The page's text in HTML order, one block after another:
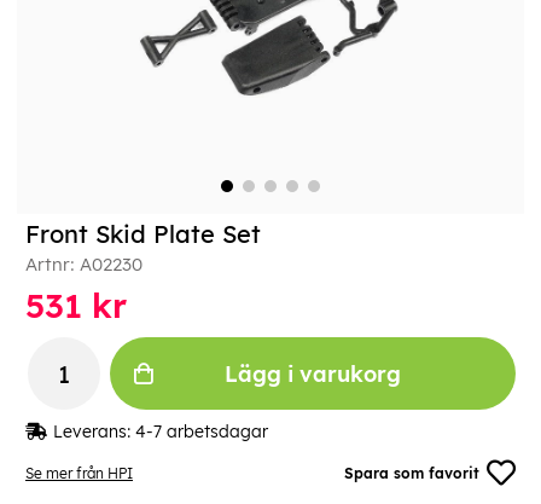
Se mer från HPI Spara som favorit
Front Skid Plate Set
Artnr: A02230
531 kr
Lägg i varukorg
Leverans: 4-7 arbetsdagar